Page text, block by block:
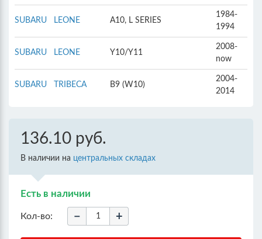
SUBARU LEONE A10, L SERIES
1984-
1994
SUBARU LEONE Y10/Y11
2008-
now
SUBARU TRIBECA B9 (W10)
2004-
2014
136.10 руб.
В наличии на центральных складах
Есть в наличии
Кол-во: − +